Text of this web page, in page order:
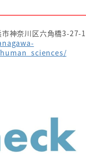
神奈川区六角橋3-27-1